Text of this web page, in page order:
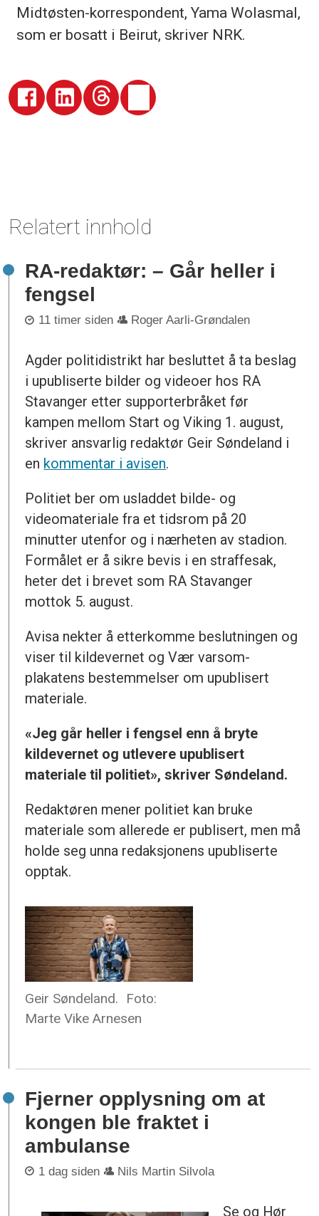
Midtøsten-korrespondent, Yama Wolasmal,
som er bosatt i Beirut, skriver NRK.
Relatert innhold
RA-redaktør: – Går heller i
fengsel
11 timer siden Roger Aarli-Grøndalen
Agder politidistrikt har besluttet å ta beslag
i upubliserte bilder og videoer hos RA
Stavanger etter supporterbråket før
kampen mellom Start og Viking 1. august,
skriver ansvarlig redaktør Geir Søndeland i
en kommentar i avisen.
Politiet ber om usladdet bilde- og
videomateriale fra et tidsrom på 20
minutter utenfor og i nærheten av stadion.
Formålet er å sikre bevis i en straffesak,
heter det i brevet som RA Stavanger
mottok 5. august.
Avisa nekter å etterkomme beslutningen og
viser til kildevernet og Vær varsom-
plakatens bestemmelser om upublisert
materiale.
«Jeg går heller i fengsel enn å bryte
kildevernet og utlevere upublisert
materiale til politiet», skriver Søndeland.
Redaktøren mener politiet kan bruke
materiale som allerede er publisert, men må
holde seg unna redaksjonens upubliserte
opptak.
Geir Søndeland.
Foto:
Marte Vike Arnesen
Fjerner opplysning om at
kongen ble fraktet i
ambulanse
1 dag siden Nils Martin Silvola
Se og Hør